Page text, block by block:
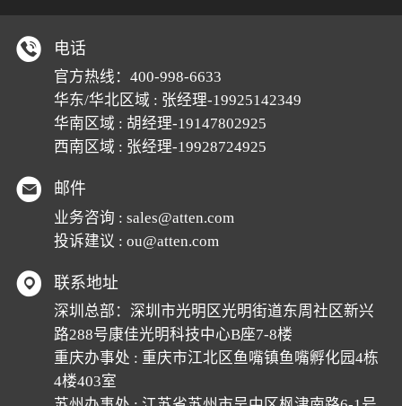
电话
官方热线：400-998-6633
华东/华北区域 : 张经理-19925142349
华南区域 : 胡经理-19147802925
西南区域 : 张经理-19928724925
邮件
业务咨询 : sales@atten.com
投诉建议 : ou@atten.com
联系地址
深圳总部：深圳市光明区光明街道东周社区新兴
路288号康佳光明科技中心B座7-8楼
重庆办事处 : 重庆市江北区鱼嘴镇鱼嘴孵化园4栋
4楼403室